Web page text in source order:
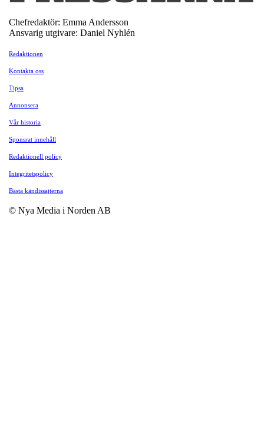
Chefredaktör: Emma Andersson
Ansvarig utgivare: Daniel Nyhlén
Redaktionen
Kontakta oss
Tipsa
Annonsera
Vår historia
Sponsrat innehåll
Redaktionell policy
Integritetspolicy
Bästa kändissajterna
© Nya Media i Norden AB